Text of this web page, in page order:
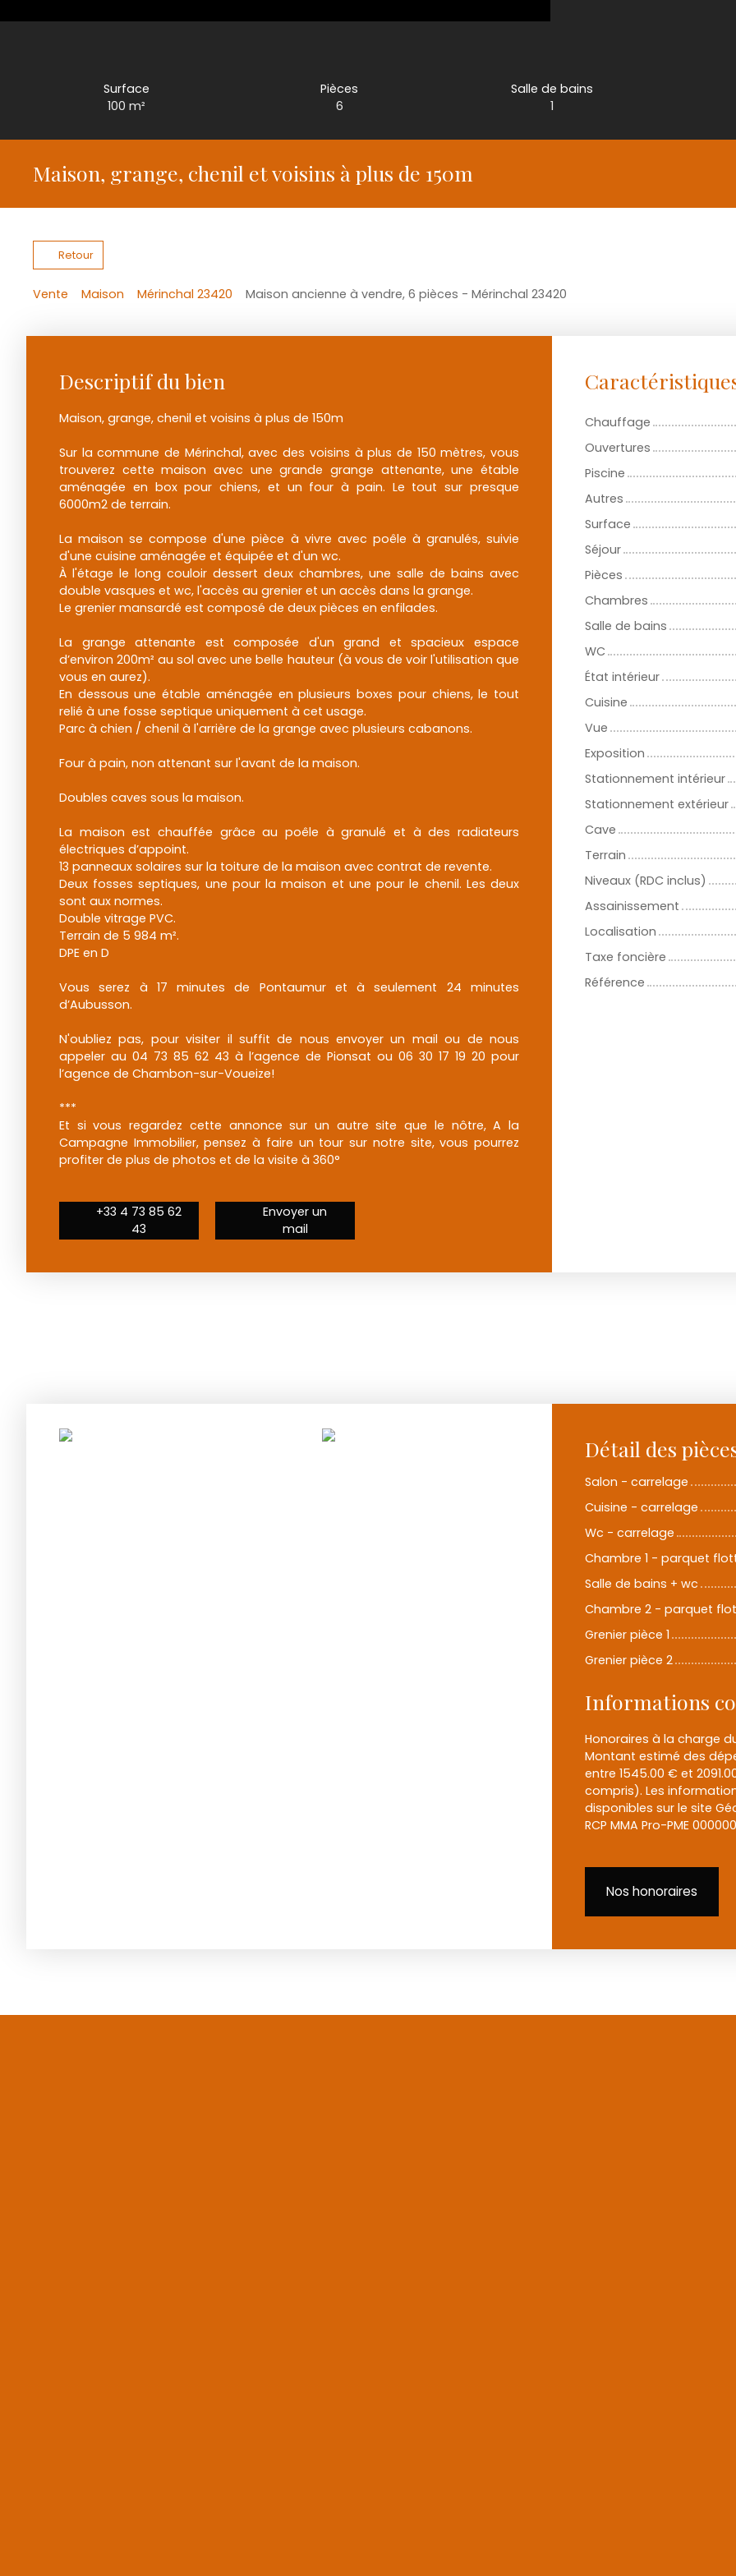
Surface
100 m²
Pièces
6
Salle de bains
1
Maison, grange, chenil et voisins à plus de 150m
Retour
Vente Maison Mérinchal 23420 Maison ancienne à vendre, 6 pièces - Mérinchal 23420
Descriptif du bien
Maison, grange, chenil et voisins à plus de 150m
Sur la commune de Mérinchal, avec des voisins à plus de 150 mètres, vous
trouverez cette maison avec une grande grange attenante, une étable
aménagée en box pour chiens, et un four à pain. Le tout sur presque
6000m2 de terrain.
La maison se compose d'une pièce à vivre avec poêle à granulés, suivie
d'une cuisine aménagée et équipée et d'un wc.
À l'étage le long couloir dessert deux chambres, une salle de bains avec
double vasques et wc, l'accès au grenier et un accès dans la grange.
Le grenier mansardé est composé de deux pièces en enfilades.
La grange attenante est composée d'un grand et spacieux espace
d’environ 200m² au sol avec une belle hauteur (à vous de voir l'utilisation que
vous en aurez).
En dessous une étable aménagée en plusieurs boxes pour chiens, le tout
relié à une fosse septique uniquement à cet usage.
Parc à chien / chenil à l'arrière de la grange avec plusieurs cabanons.
Four à pain, non attenant sur l'avant de la maison.
Doubles caves sous la maison.
La maison est chauffée grâce au poêle à granulé et à des radiateurs
électriques d’appoint.
13 panneaux solaires sur la toiture de la maison avec contrat de revente.
Deux fosses septiques, une pour la maison et une pour le chenil. Les deux
sont aux normes.
Double vitrage PVC.
Terrain de 5 984 m².
DPE en D
Vous serez à 17 minutes de Pontaumur et à seulement 24 minutes
d’Aubusson.
N'oubliez pas, pour visiter il suffit de nous envoyer un mail ou de nous
appeler au 04 73 85 62 43 à l’agence de Pionsat ou 06 30 17 19 20 pour
l’agence de Chambon-sur-Voueize!
***
Et si vous regardez cette annonce sur un autre site que le nôtre, A la
Campagne Immobilier, pensez à faire un tour sur notre site, vous pourrez
profiter de plus de photos et de la visite à 360°
+33 4 73 85 62
43
Envoyer un
mail
Chauffage
Ouvertures
Piscine
Autres
Surface
Séjour
Pièces
Chambres
Salle de bains
WC
État intérieur
Cuisine
Vue
Exposition
Stationnement intérieur
Stationnement extérieur
Cave
Terrain
Niveaux (RDC inclus)
Assainissement
Localisation
Taxe foncière
Référence
Détail des
Salon - carrelage
Cuisine - carrelage
Wc - carrelage
Chambre 1 - parquet
Salle de bains + wc
Chambre 2 - parquet
Grenier pièce 1
Grenier pièce 2
Informations
Honoraires à la charge
Montant estimé des
entre 1545.00 € et
compris). Les
disponibles sur le site
RCP MMA Pro-PME
Nos honoraires